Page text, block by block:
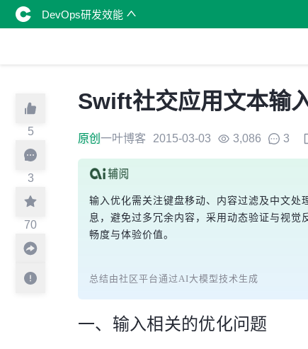
DevOps研发效能
5
3
70
Swift社交应用文本输
原创 一叶博客 2015-03-03 3,086 3
输入优化需关注键盘移动、内容过滤及中文
息，避免过多冗余内容，采用动态验证与视觉
畅度与体验价值。
总结由社区平台通过AI大模型技术生成
一、输入相关的优化问题